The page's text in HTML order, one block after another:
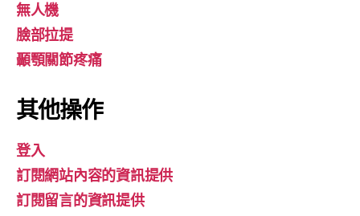
無人機
臉部拉提
顳顎關節疼痛
其他操作
登入
訂閱網站內容的資訊提供
訂閱留言的資訊提供